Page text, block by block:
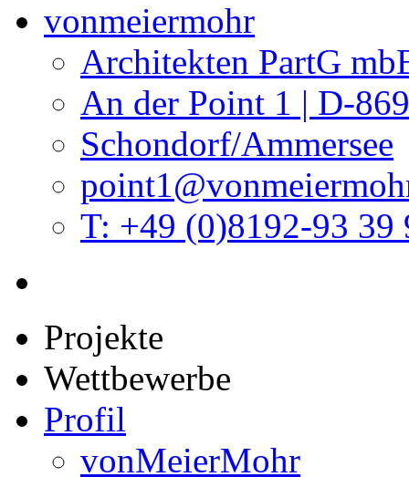
vonmeiermohr
Architekten PartG
An der Point 1 | D-
Schondorf/Ammersee
T: +49 (0)8192-93 39
Projekte
Wettbewerbe
Profil
vonMeierMohr